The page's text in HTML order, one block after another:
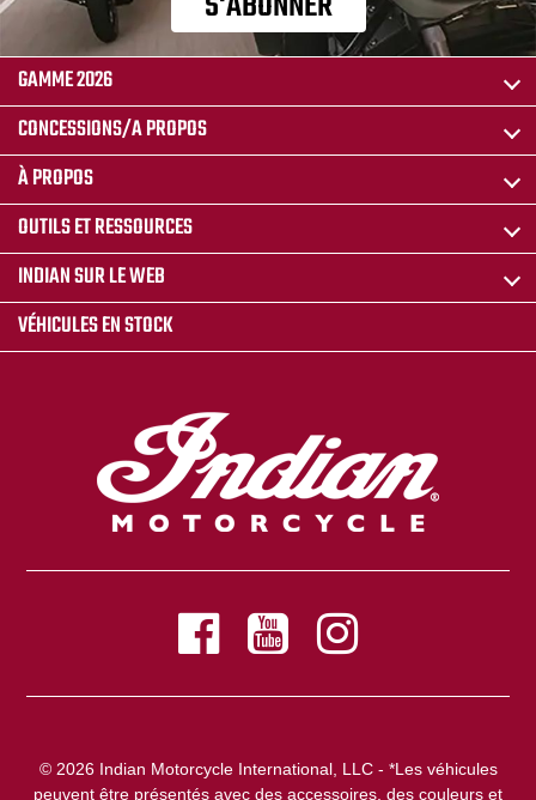
GAMME 2026
CONCESSIONS/A PROPOS
À PROPOS
OUTILS ET RESSOURCES
INDIAN SUR LE WEB
VÉHICULES EN STOCK
© 2026 Indian Motorcycle International, LLC - *Les véhicules
peuvent être présentés avec des accessoires, des couleurs et